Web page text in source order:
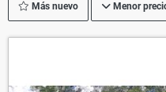
Más nuevo Menor